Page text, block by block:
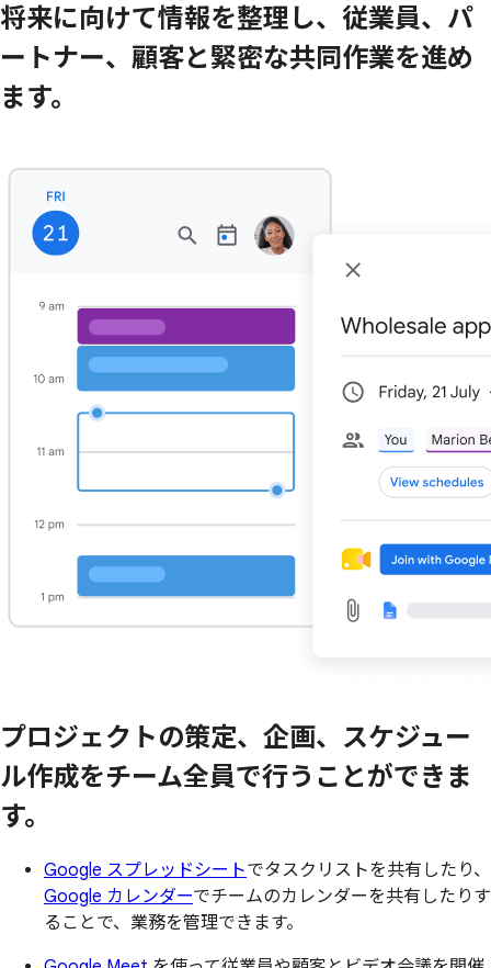
将来に向けて情報を整理し、 従業員、 パ
ートナー、 顧客と緊密な共同作業を進め
ます。
プロジェクトの策定、 企画、 スケジュー
ル作成をチーム全員で行うことができま
す。
Google スプレッドシートでタスクリストを共有したり、
Google カレンダーでチームのカレンダーを共有したりす
ることで、業務を管理できます。